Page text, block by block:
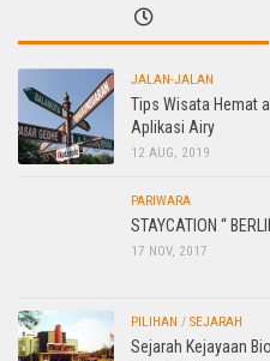
JALAN-JALAN
Tips Wisata Hemat
Aplikasi Airy
12 AUG, 2019
PARIWARA
STAYCATION “
17 NOV, 2017
PILIHAN / SEJARAH
Sejarah Kejayaan